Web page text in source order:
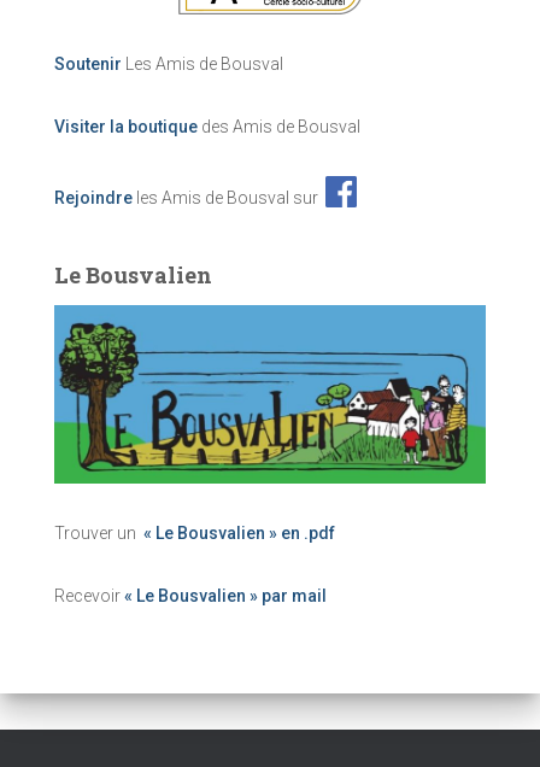
Soutenir Les Amis de Bousval
Visiter la boutique des Amis de Bousval
Rejoindre les Amis de Bousval sur
Le Bousvalien
Trouver un « Le Bousvalien » en .pdf
Recevoir« Le Bousvalien » par mail